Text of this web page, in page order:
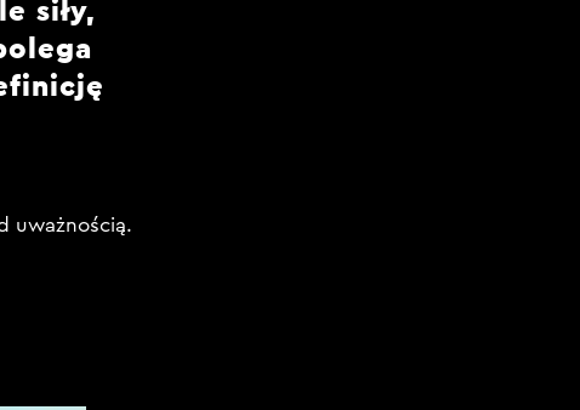
siły,
uważnością.